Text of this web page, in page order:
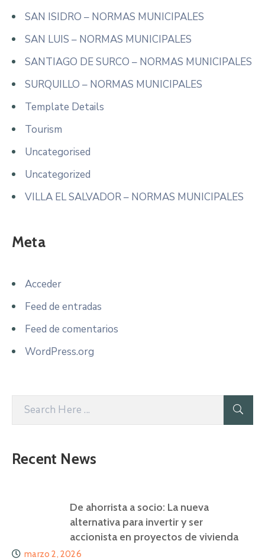
SAN ISIDRO – NORMAS MUNICIPALES
SAN LUIS – NORMAS MUNICIPALES
SANTIAGO DE SURCO – NORMAS MUNICIPALES
SURQUILLO – NORMAS MUNICIPALES
Template Details
Tourism
Uncategorised
Uncategorized
VILLA EL SALVADOR – NORMAS MUNICIPALES
Meta
Acceder
Feed de entradas
Feed de comentarios
WordPress.org
Recent News
De ahorrista a socio: La nueva
alternativa para invertir y ser
accionista en proyectos de vivienda
marzo 2, 2026